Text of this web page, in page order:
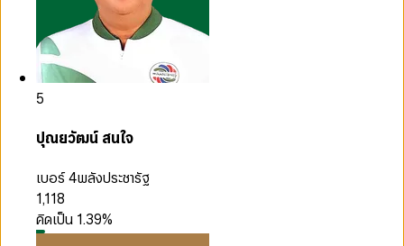
5
ปุณยวัฒน์ สนใจ
เบอร์ 4พลังประชารัฐ
1,118
คิดเป็น 1.39%